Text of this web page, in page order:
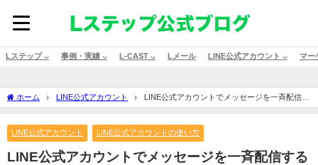
Lステップ ⌵ 事例・実績 ⌵ L-CAST ⌵ Lメール LINE公式アカウント ⌵ マー
ホーム LINE公式アカウント
LINE公式アカウントでメッセージを一斉配信す
る方法を解説
LINE公式アカウント LINE公式アカウントの使い方
LINE公式アカウントでメッセージを一斉配信する